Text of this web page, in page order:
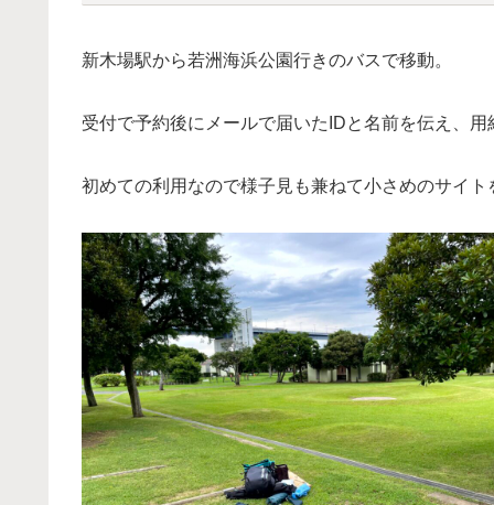
新木場駅から若洲海浜公園行きのバスで移動。
受付で予約後にメールで届いたIDと名前を伝え、
初めての利用なので様子見も兼ねて小さめのサイト